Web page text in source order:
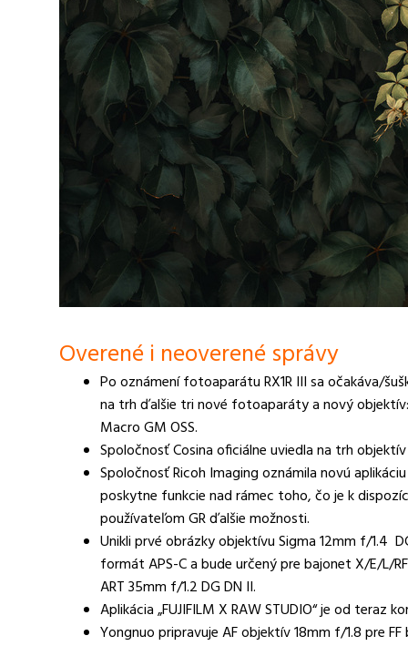
Overené i neoverené správy
Po oznámení fotoaparátu RX1R III sa očakáva/
na trh ďalšie tri nové fotoaparáty a nový objektív:
Macro GM OSS.
Spoločnosť Cosina oficiálne uviedla na trh
Spoločnosť Ricoh Imaging oznámila novú
poskytne funkcie nad rámec toho, čo je k
používateľom GR ďalšie možnosti.
Unikli prvé obrázky objektívu Sigma 12mm f/1.4
formát APS-C a bude určený pre bajonet X/E/L/
ART 35mm f/1.2 DG DN II.
Aplikácia „FUJIFILM X RAW STUDIO“ je od
Yongnuo pripravuje AF objektív 18mm f/1.8 pre